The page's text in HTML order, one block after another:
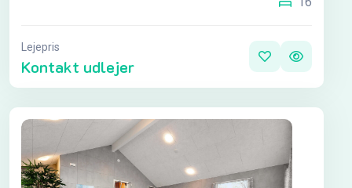
Lejepris
Kontakt udlejer